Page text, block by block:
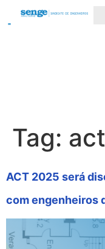
Tag: act
ACT 2025 será
com engenheiros